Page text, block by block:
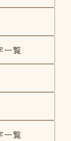
一覧
一覧